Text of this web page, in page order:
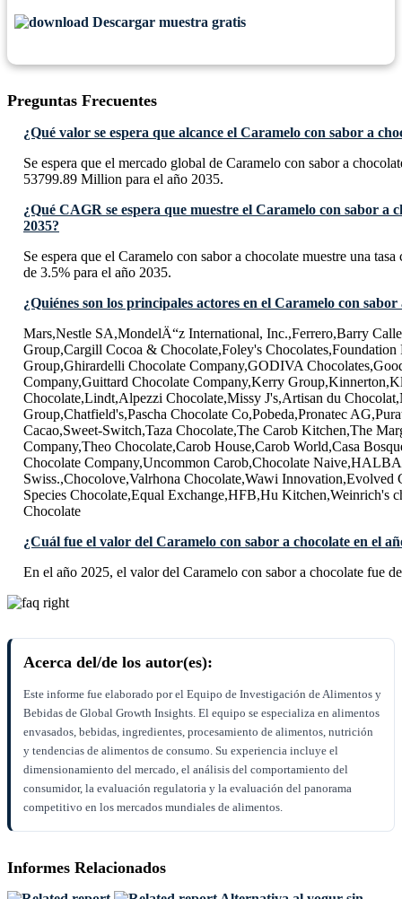
Descargar muestra gratis
Preguntas Frecuentes
¿Qué valor se espera que alcance el Caramelo con sabor a
Se espera que el mercado global de Caramelo con sabor a
53799.89 Million para el año 2035.
¿Qué CAGR se espera que muestre el Caramelo con sabor a
2035?
Se espera que el Caramelo con sabor a chocolate muestre una
de 3.5% para el año 2035.
¿Quiénes son los principales actores en el Caramelo con sabor
Mars,Nestle SA,MondelÄ“z International, Inc.,Ferrero,Barry
Group,Cargill Cocoa & Chocolate,Foley's
Group,Ghirardelli Chocolate Company,GODIVA
Company,Guittard Chocolate Company,Kerry
Chocolate,Lindt,Alpezzi Chocolate,Missy J's,Artisan du
Group,Chatfield's,Pascha Chocolate Co,Pobeda,Pronatec
Cacao,Sweet-Switch,Taza Chocolate,The Carob Kitchen,The
Company,Theo Chocolate,Carob House,Carob World,Casa
Chocolate Company,Uncommon Carob,Chocolate
Swiss.,Chocolove,Valrhona Chocolate,Wawi Innovation,Evolved
Species Chocolate,Equal Exchange,HFB,Hu Kitchen,Weinrich's
Chocolate
¿Cuál fue el valor del Caramelo con sabor a chocolate en el
En el año 2025, el valor del Caramelo con sabor a chocolate fue
Acerca del/de los autor(es):
Este informe fue elaborado por el Equipo de Investigación de Alimentos y
Bebidas de Global Growth Insights. El equipo se especializa en alimentos
envasados, bebidas, ingredientes, procesamiento de alimentos, nutrición
y tendencias de alimentos de consumo. Su experiencia incluye el
dimensionamiento del mercado, el análisis del comportamiento del
consumidor, la evaluación regulatoria y la evaluación del panorama
competitivo en los mercados mundiales de alimentos.
Informes Relacionados